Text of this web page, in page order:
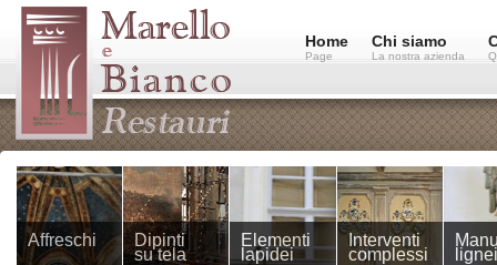
Home
Page
Chi siamo
La nostra azienda
Affreschi Dipinti
su tela
Elementi
lapidei
Interventi
complessi lignei